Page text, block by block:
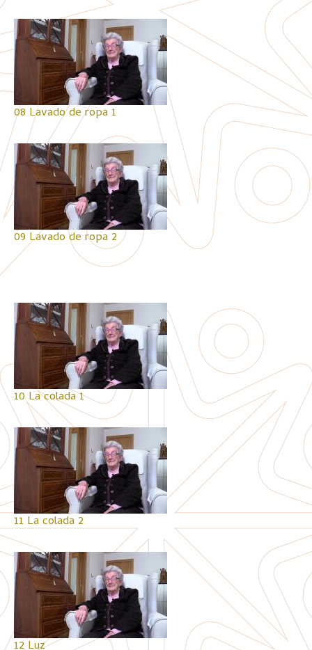
08 Lavado de ropa 1
09 Lavado de ropa 2
10 La colada 1
11 La colada 2